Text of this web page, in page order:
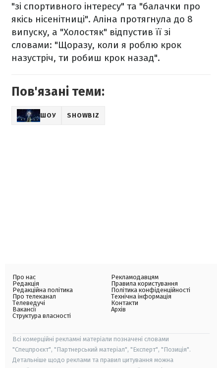
"зі спортивного інтересу" та "балачки про
якісь нісенітниці". Аліна протягнула до 8
випуску, а "Холостяк" відпустив її зі
словами: "Щоразу, коли я роблю крок
назустріч, ти робиш крок назад".
Пов'язані теми:
ШОУ SHOWBIZ
Про нас
Редакція
Редакційна політика
Про телеканал
Телеведучі
Вакансії
Структура власності
Рекламодавцям
Правила користування
Політика конфіденційності
Технічна інформація
Контакти
Архів
Всі комерційні рекламні матеріали позначені словами
"Спецпроєкт", "Партнерський матеріал", "Експерт", "Позиція".
Детальніше щодо реклами та правил цитування можна